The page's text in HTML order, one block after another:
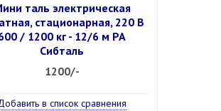
таль электрическая
стационарная, 220 В
/ 1200 кг - 12/6 м РА
Сибталь
1200/-
в список сравнения